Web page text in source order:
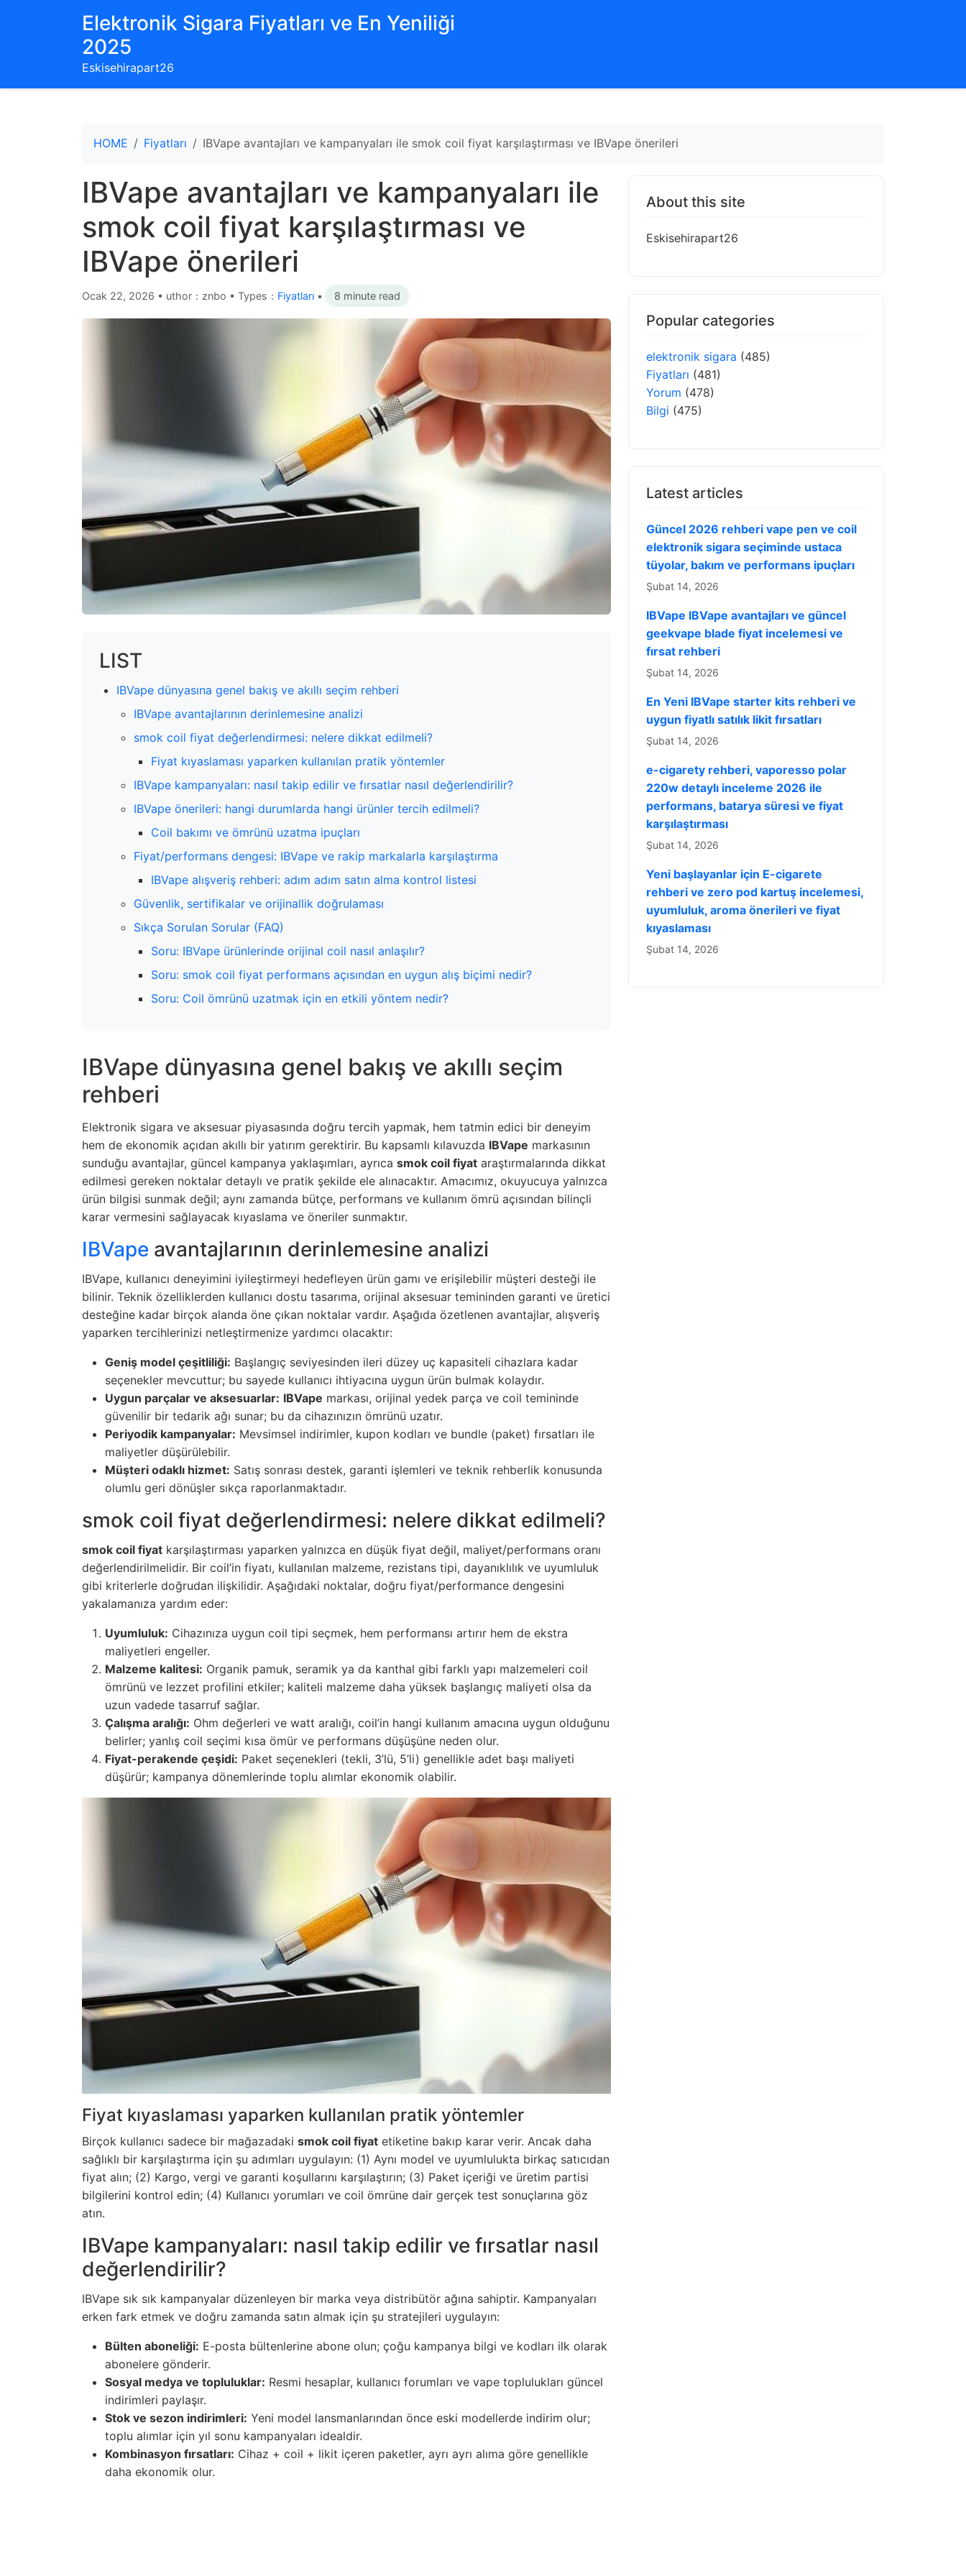
Elektronik Sigara Fiyatları ve En Yeniliği
2025
Eskisehirapart26
HOME Fiyatları IBVape avantajları ve kampanyaları ile smok coil fiyat karşılaştırması ve IBVape önerileri
IBVape avantajları ve kampanyaları ile
smok coil fiyat karşılaştırması ve
IBVape önerileri
Ocak 22, 2026 • uthor：znbo • Types： Fiyatları • 8 minute read
LIST
IBVape dünyasına genel bakış ve akıllı seçim rehberi
IBVape avantajlarının derinlemesine analizi
smok coil fiyat değerlendirmesi: nelere dikkat edilmeli?
Fiyat kıyaslaması yaparken kullanılan pratik yöntemler
IBVape kampanyaları: nasıl takip edilir ve fırsatlar nasıl değerlendirilir?
IBVape önerileri: hangi durumlarda hangi ürünler tercih edilmeli?
Coil bakımı ve ömrünü uzatma ipuçları
Fiyat/performans dengesi: IBVape ve rakip markalarla karşılaştırma
IBVape alışveriş rehberi: adım adım satın alma kontrol listesi
Güvenlik, sertifikalar ve orijinallik doğrulaması
Sıkça Sorulan Sorular (FAQ)
Soru: IBVape ürünlerinde orijinal coil nasıl anlaşılır?
Soru: smok coil fiyat performans açısından en uygun alış biçimi nedir?
Soru: Coil ömrünü uzatmak için en etkili yöntem nedir?
IBVape dünyasına genel bakış ve akıllı seçim
rehberi
Elektronik sigara ve aksesuar piyasasında doğru tercih yapmak, hem tatmin edici bir deneyim
hem de ekonomik açıdan akıllı bir yatırım gerektirir. Bu kapsamlı kılavuzda IBVape markasının
sunduğu avantajlar, güncel kampanya yaklaşımları, ayrıca smok coil fiyat araştırmalarında dikkat
edilmesi gereken noktalar detaylı ve pratik şekilde ele alınacaktır. Amacımız, okuyucuya yalnızca
ürün bilgisi sunmak değil; aynı zamanda bütçe, performans ve kullanım ömrü açısından bilinçli
karar vermesini sağlayacak kıyaslama ve öneriler sunmaktır.
IBVape avantajlarının derinlemesine analizi
IBVape, kullanıcı deneyimini iyileştirmeyi hedefleyen ürün gamı ve erişilebilir müşteri desteği ile
bilinir. Teknik özelliklerden kullanıcı dostu tasarıma, orijinal aksesuar temininden garanti ve üretici
desteğine kadar birçok alanda öne çıkan noktalar vardır. Aşağıda özetlenen avantajlar, alışveriş
yaparken tercihlerinizi netleştirmenize yardımcı olacaktır:
Geniş model çeşitliliği: Başlangıç seviyesinden ileri düzey uç kapasiteli cihazlara kadar
seçenekler mevcuttur; bu sayede kullanıcı ihtiyacına uygun ürün bulmak kolaydır.
Uygun parçalar ve aksesuarlar: IBVape markası, orijinal yedek parça ve coil temininde
güvenilir bir tedarik ağı sunar; bu da cihazınızın ömrünü uzatır.
Periyodik kampanyalar: Mevsimsel indirimler, kupon kodları ve bundle (paket) fırsatları ile
maliyetler düşürülebilir.
Müşteri odaklı hizmet: Satış sonrası destek, garanti işlemleri ve teknik rehberlik konusunda
olumlu geri dönüşler sıkça raporlanmaktadır.
smok coil fiyat değerlendirmesi: nelere dikkat edilmeli?
smok coil fiyat karşılaştırması yaparken yalnızca en düşük fiyat değil, maliyet/performans oranı
değerlendirilmelidir. Bir coil’in fiyatı, kullanılan malzeme, rezistans tipi, dayanıklılık ve uyumluluk
gibi kriterlerle doğrudan ilişkilidir. Aşağıdaki noktalar, doğru fiyat/performance dengesini
yakalamanıza yardım eder:
Uyumluluk: Cihazınıza uygun coil tipi seçmek, hem performansı artırır hem de ekstra
maliyetleri engeller.
Malzeme kalitesi: Organik pamuk, seramik ya da kanthal gibi farklı yapı malzemeleri coil
ömrünü ve lezzet profilini etkiler; kaliteli malzeme daha yüksek başlangıç maliyeti olsa da
uzun vadede tasarruf sağlar.
Çalışma aralığı: Ohm değerleri ve watt aralığı, coil’in hangi kullanım amacına uygun olduğunu
belirler; yanlış coil seçimi kısa ömür ve performans düşüşüne neden olur.
Fiyat-perakende çeşidi: Paket seçenekleri (tekli, 3’lü, 5’li) genellikle adet başı maliyeti
düşürür; kampanya dönemlerinde toplu alımlar ekonomik olabilir.
Fiyat kıyaslaması yaparken kullanılan pratik yöntemler
Birçok kullanıcı sadece bir mağazadaki smok coil fiyat etiketine bakıp karar verir. Ancak daha
sağlıklı bir karşılaştırma için şu adımları uygulayın: (1) Aynı model ve uyumlulukta birkaç satıcıdan
fiyat alın; (2) Kargo, vergi ve garanti koşullarını karşılaştırın; (3) Paket içeriği ve üretim partisi
bilgilerini kontrol edin; (4) Kullanıcı yorumları ve coil ömrüne dair gerçek test sonuçlarına göz
atın.
IBVape kampanyaları: nasıl takip edilir ve fırsatlar nasıl
değerlendirilir?
IBVape sık sık kampanyalar düzenleyen bir marka veya distribütör ağına sahiptir. Kampanyaları
erken fark etmek ve doğru zamanda satın almak için şu stratejileri uygulayın:
Bülten aboneliği: E-posta bültenlerine abone olun; çoğu kampanya bilgi ve kodları ilk olarak
abonelere gönderir.
Sosyal medya ve topluluklar: Resmi hesaplar, kullanıcı forumları ve vape toplulukları güncel
indirimleri paylaşır.
Stok ve sezon indirimleri: Yeni model lansmanlarından önce eski modellerde indirim olur;
toplu alımlar için yıl sonu kampanyaları idealdir.
Kombinasyon fırsatları: Cihaz + coil + likit içeren paketler, ayrı ayrı alıma göre genellikle
daha ekonomik olur.
About this site
Eskisehirapart26
Popular categories
elektronik sigara (485)
Fiyatları (481)
Yorum (478)
Bilgi (475)
Latest articles
Güncel 2026 rehberi vape pen ve coil
elektronik sigara seçiminde ustaca
tüyolar, bakım ve performans ipuçları
Şubat 14, 2026
IBVape IBVape avantajları ve güncel
geekvape blade fiyat incelemesi ve
fırsat rehberi
Şubat 14, 2026
En Yeni IBVape starter kits rehberi ve
uygun fiyatlı satılık likit fırsatları
Şubat 14, 2026
e-cigarety rehberi, vaporesso polar
220w detaylı inceleme 2026 ile
performans, batarya süresi ve fiyat
karşılaştırması
Şubat 14, 2026
Yeni başlayanlar için E-cigarete
rehberi ve zero pod kartuş incelemesi,
uyumluluk, aroma önerileri ve fiyat
kıyaslaması
Şubat 14, 2026